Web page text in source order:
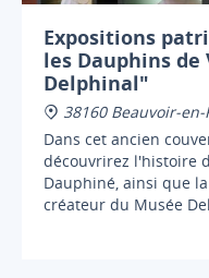
Expositions
les Dauphins
Delphinal"
38160 Beauvoir-en-
Dans cet ancien
découvrirez l'histoire
Dauphiné, ainsi que
créateur du Musée